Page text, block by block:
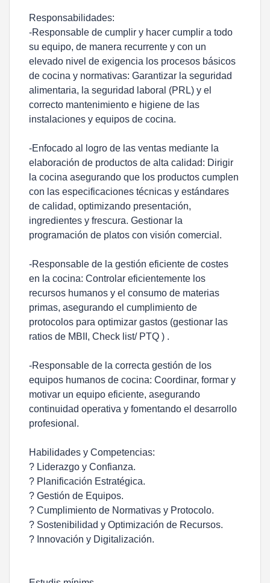
Responsabilidades:
-Responsable de cumplir y hacer cumplir a todo
su equipo, de manera recurrente y con un
elevado nivel de exigencia los procesos básicos
de cocina y normativas: Garantizar la seguridad
alimentaria, la seguridad laboral (PRL) y el
correcto mantenimiento e higiene de las
instalaciones y equipos de cocina.
-Enfocado al logro de las ventas mediante la
elaboración de productos de alta calidad: Dirigir
la cocina asegurando que los productos cumplen
con las especificaciones técnicas y estándares
de calidad, optimizando presentación,
ingredientes y frescura. Gestionar la
programación de platos con visión comercial.
-Responsable de la gestión eficiente de costes
en la cocina: Controlar eficientemente los
recursos humanos y el consumo de materias
primas, asegurando el cumplimiento de
protocolos para optimizar gastos (gestionar las
ratios de MBII, Check list/ PTQ ) .
-Responsable de la correcta gestión de los
equipos humanos de cocina: Coordinar, formar y
motivar un equipo eficiente, asegurando
continuidad operativa y fomentando el desarrollo
profesional.
Habilidades y Competencias:
? Liderazgo y Confianza.
? Planificación Estratégica.
? Gestión de Equipos.
? Cumplimiento de Normativas y Protocolo.
? Sostenibilidad y Optimización de Recursos.
? Innovación y Digitalización.